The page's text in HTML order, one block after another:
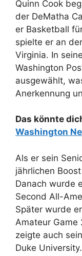
Quinn Cook
der DeMatha
er Basketball
spielte er an
Virginia. In
Washington
ausgewählt,
Anerkennung
Das könnte
Washington
Als er sein
jährlichen
Danach wurde
Second All-
Später wurde
Amateur Game
zeigte auch
Duke